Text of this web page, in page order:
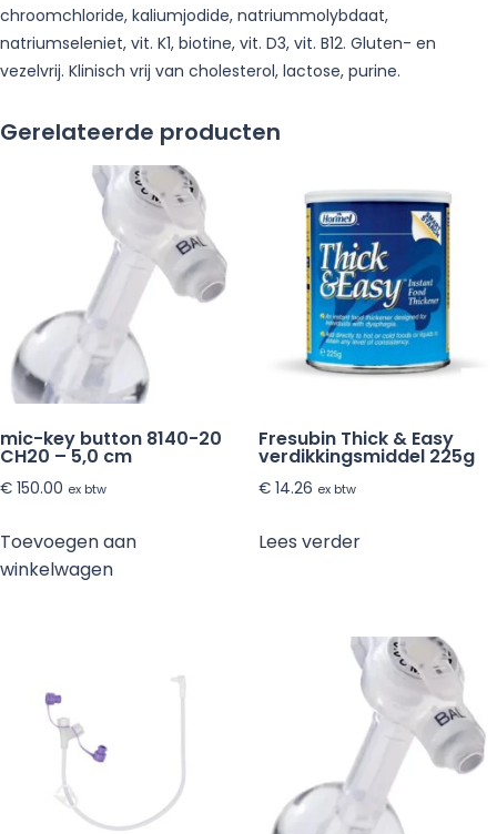
chroomchloride, kaliumjodide, natriummolybdaat,
natriumseleniet, vit. K1, biotine, vit. D3, vit. B12. Gluten- en
vezelvrij. Klinisch vrij van cholesterol, lactose, purine.
Gerelateerde producten
mic-key button 8140-20
CH20 – 5,0 cm
€ 150.00 ex btw
Toevoegen aan
winkelwagen
Fresubin Thick & Easy
verdikkingsmiddel 225g
€14.26 ex btw
Lees verder